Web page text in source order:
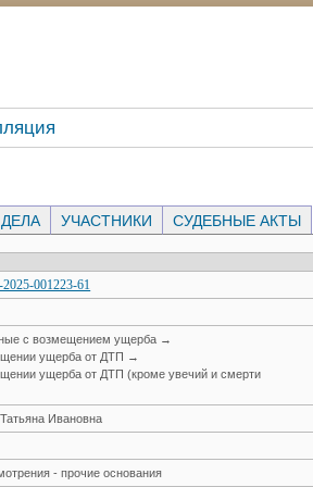
УЧАСТНИКИ СУДЕБНЫЕ АКТЫ
001223-61
с возмещением ущерба →
ущерба от ДТП →
ущерба от ДТП (кроме увечий и смерти
Ивановна
- прочие основания